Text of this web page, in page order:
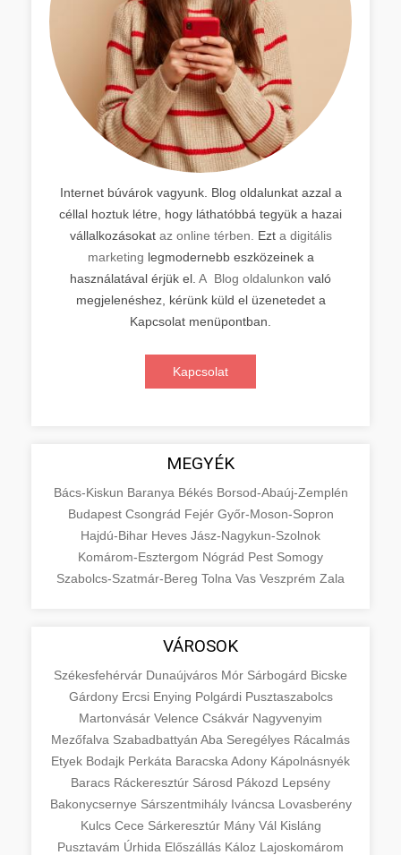
Internet búvárok vagyunk. Blog oldalunkat azzal a
céllal hoztuk létre, hogy láthatóbbá tegyük a hazai
vállalkozásokat az online térben. Ezt a digitális
marketing legmodernebb eszközeinek a
használatával érjük el. A Blog oldalunkon való
megjelenéshez, kérünk küld el üzenetedet a
Kapcsolat menüpontban.
Kapcsolat
MEGYÉK
Bács-Kiskun Baranya Békés Borsod-Abaúj-Zemplén
Budapest Csongrád Fejér Győr-Moson-Sopron
Hajdú-Bihar Heves Jász-Nagykun-Szolnok
Komárom-Esztergom Nógrád Pest Somogy
Szabolcs-Szatmár-Bereg Tolna Vas Veszprém Zala
VÁROSOK
Székesfehérvár Dunaújváros Mór Sárbogárd Bicske
Gárdony Ercsi Enying Polgárdi Pusztaszabolcs
Martonvásár Velence Csákvár Nagyvenyim
Mezőfalva Szabadbattyán Aba Seregélyes Rácalmás
Etyek Bodajk Perkáta Baracska Adony Kápolnásnyék
Baracs Ráckeresztúr Sárosd Pákozd Lepsény
Bakonycsernye Sárszentmihály Iváncsa Lovasberény
Kulcs Cece Sárkeresztúr Mány Vál Kisláng
Pusztavám Úrhida Előszállás Káloz Lajoskomárom